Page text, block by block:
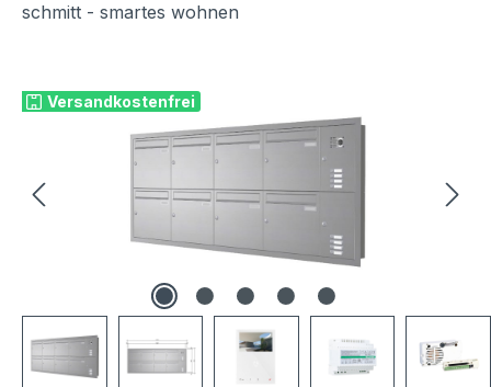
schmitt - smartes wohnen
Versandkostenfrei